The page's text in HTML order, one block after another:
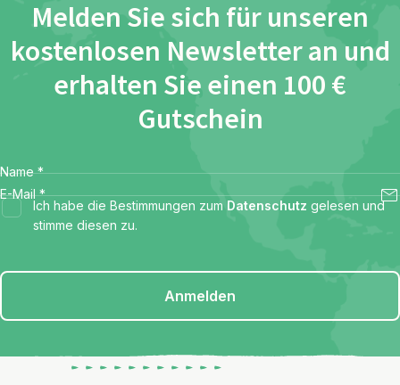
Melden Sie sich für unseren
kostenlosen Newsletter an und
erhalten Sie einen 100 €
Gutschein
Name *
E-Mail *
Ich habe die Bestimmungen zum Datenschutz gelesen und
stimme diesen zu.
Anmelden